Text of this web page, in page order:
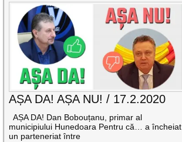
AȘA DA! AȘA NU! / 17.2.2020
AȘA DA! Dan Bobouțanu, primar al
municipiului Hunedoara Pentru că… a încheiat
un parteneriat între